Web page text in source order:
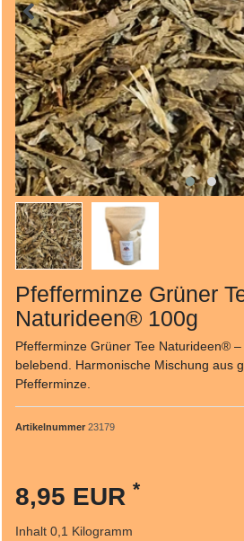
Pfefferminze Grüner
Naturideen® 100g
Pfefferminze Grüner Tee Naturideen®
belebend. Harmonische Mischung aus
Pfefferminze.
Artikelnummer 23179
8,95 EUR *
Inhalt 0,1 Kilogramm